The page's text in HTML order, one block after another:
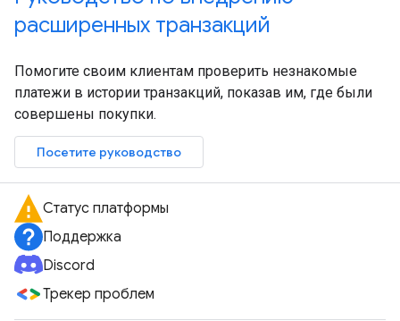
расширенных транзакций
Помогите своим клиентам проверить незнакомые
платежи в истории транзакций, показав им, где были
совершены покупки.
Посетите руководство
Статус платформы
Поддержка
Discord
Трекер проблем